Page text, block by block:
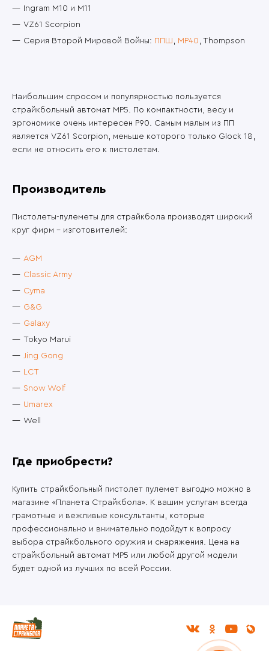
Ingram M10 и M11
VZ61 Scorpion
Серия Второй Мировой Войны: ППШ , MP40 , Thompson
Наибольшим спросом и популярностью пользуется
страйкбольный автомат MP5. По компактности, весу и
эргономике очень интересен P90. Самым малым из ПП
является VZ61 Scorpion, меньше которого только Glock 18,
если не относить его к пистолетам.
Производитель
Пистолеты-пулеметы для страйкбола производят широкий
круг фирм – изготовителей:
AGM
Classic Army
Cyma
G&G
Galaxy
Tokyo Marui
Jing Gong
LCT
Snow Wolf
Umarex
Well
Где приобрести?
Купить страйкбольный пистолет пулемет выгодно можно в
магазине «Планета Страйкбола». К вашим услугам всегда
грамотные и вежливые консультанты, которые
профессионально и внимательно подойдут к вопросу
выбора страйкбольного оружия и снаряжения. Цена на
страйкбольный автомат MP5 или любой другой модели
будет одной из лучших по всей России.